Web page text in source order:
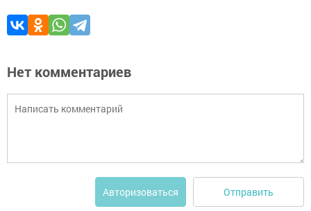
Нет комментариев
Авторизоваться Отправить